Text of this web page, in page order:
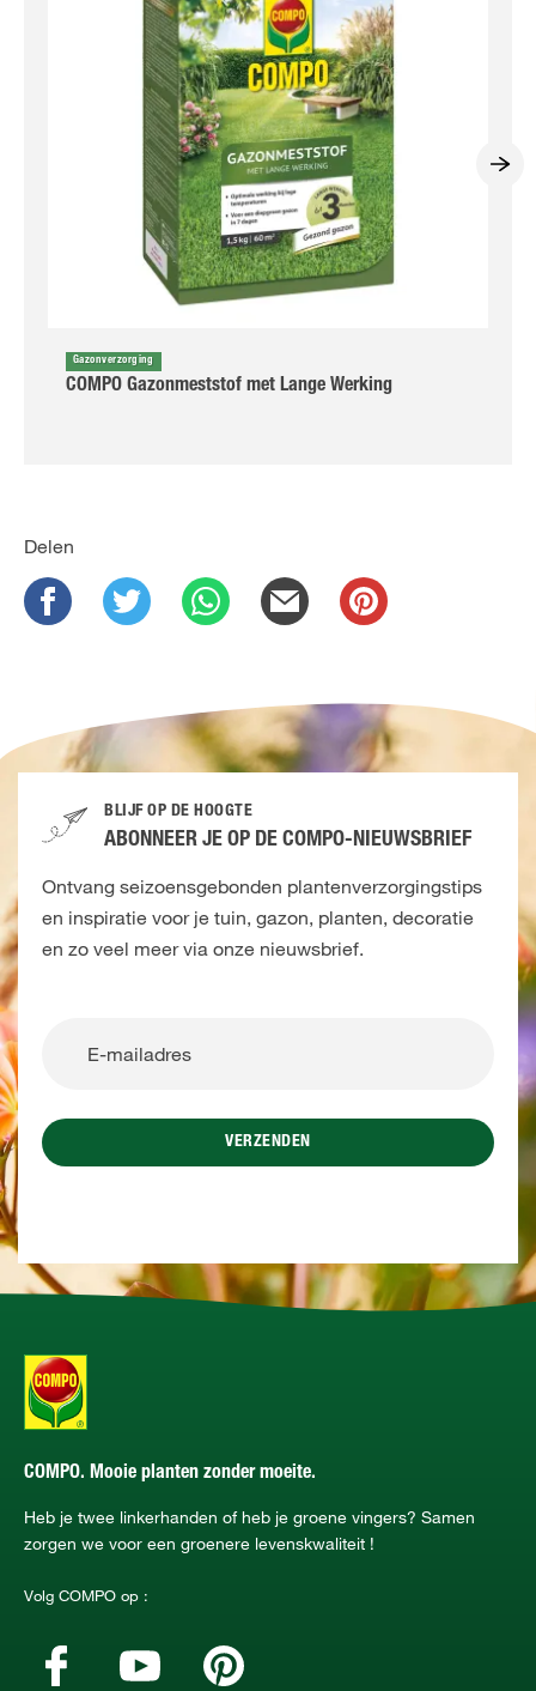
Gazonverzorging
COMPO Gazonmeststof met Lange Werking
Delen
BLIJF OP DE HOOGTE
ABONNEER JE OP DE COMPO-NIEUWSBRIEF
Ontvang seizoensgebonden plantenverzorgingstips
en inspiratie voor je tuin, gazon, planten, decoratie
en zo veel meer via onze nieuwsbrief.
VERZENDEN
COMPO. Mooie planten zonder moeite.
Heb je twee linkerhanden of heb je groene vingers? Samen
zorgen we voor een groenere levenskwaliteit !
Volg COMPO op :